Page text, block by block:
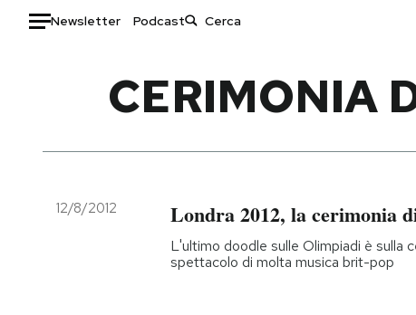
Newsletter Podcast
Italia
Politica
Moda
Storie/Idee
Ok Boomer!
CERIMONIA
12/8/2012 Londra 2012, la cerimonia
L'ultimo doodle sulle Olimpiadi è sulla
spettacolo di molta musica brit-pop